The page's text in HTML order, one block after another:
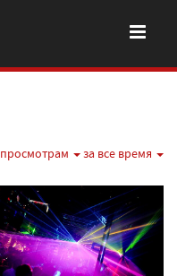
просмотрам за все время